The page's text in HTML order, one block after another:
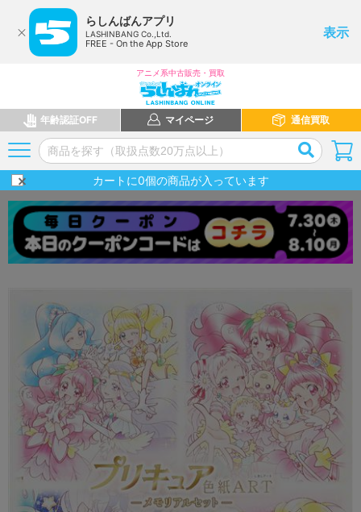
らしんばんアプリ
LASHINBANG Co.,Ltd.
FREE - On the App Store
表示
アニメ系中古販売・買取
年齢認証OFF マイページ 通信買取
カートに0個の商品が入っています